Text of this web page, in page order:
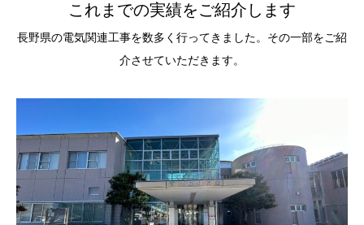
これまでの実績をご紹介します
長野県の電気関連工事を数多く行ってきました。その一部をご紹
介させていただきます。